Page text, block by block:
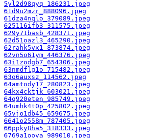
5yl2d98qyq_186231.jpeg
61d9u2mzr_888096.jpeg
61dza4nqlo_379089.jpeg
625116ifb3_311575.jpeg
629y71basb_428371.jpeg
62d51oazl3_465290.jpeg
62rahk5vx1_873874.jpeg
62vn5o61ym_446376.jpeg
63i1zodgb7_654306.jpeg
63nmdflg1o_715482.jpeg
63o6auxsz_114562.jpeg
64amtody17_280823.jpeg
64kx4cktjk_603021.jpeg
64q920eten_985749.jpeg
64umhk4t0p_425802.jpeg
65vjo1db45_659675.jpeg
6641o2558m_787405.jpeg
66ppky8ha5_318333.jpeg
6769a1oova_989010.jpeg